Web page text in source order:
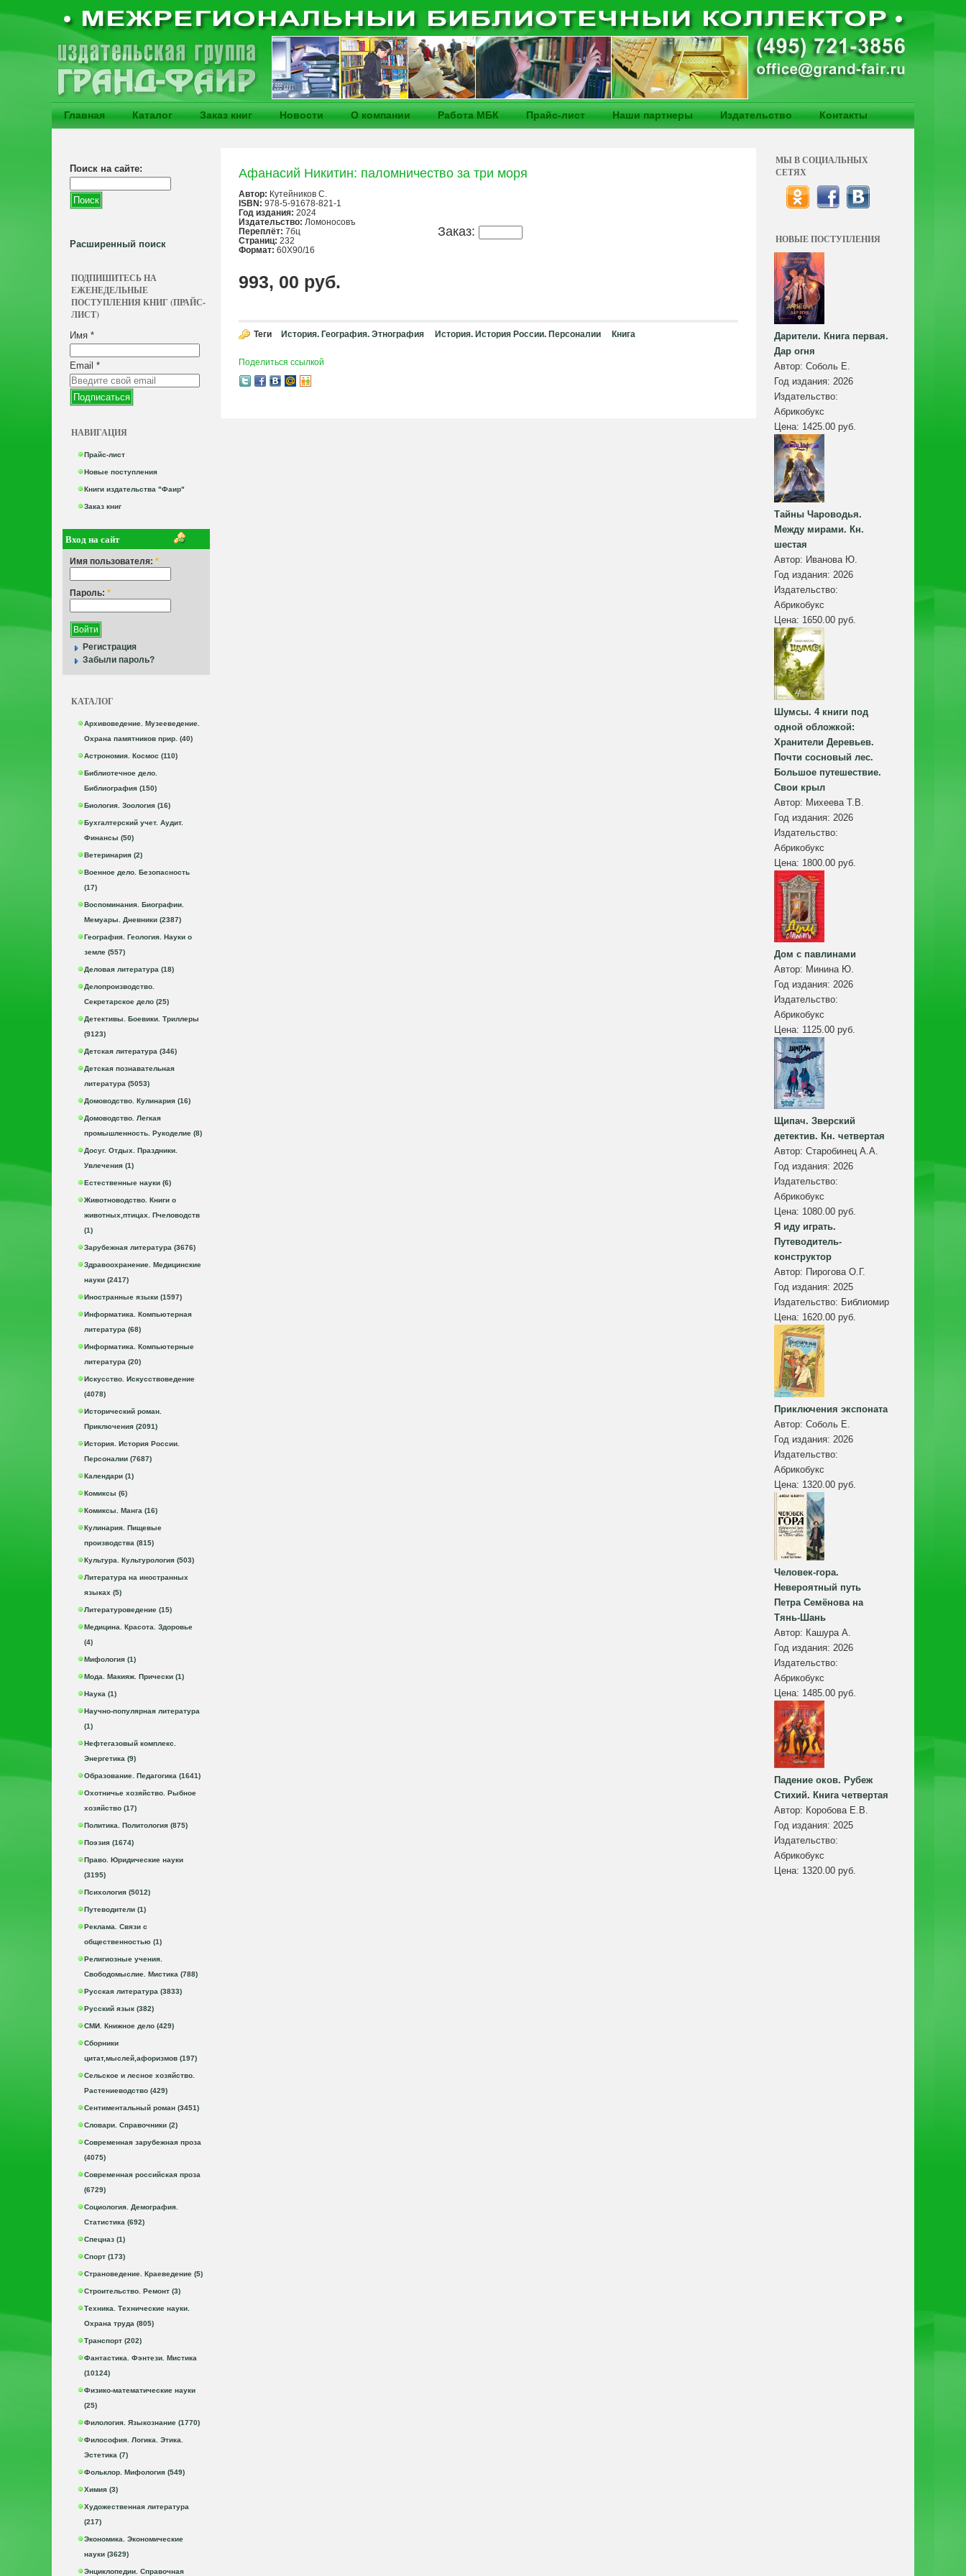
Главная Каталог Заказ книг Новости О компании Работа МБК Прайс-лист Наши партнеры Издательство Контакты
Поиск на сайте:
Расширенный поиск
ПОДПИШИТЕСЬ НА
ЕЖЕНЕДЕЛЬНЫЕ
ПОСТУПЛЕНИЯ КНИГ (ПРАЙС-
ЛИСТ)
Имя *
Email *
НАВИГАЦИЯ
Прайс-лист
Новые поступления
Книги издательства "Фаир"
Заказ книг
Вход на сайт
Имя пользователя: *
Пароль: *
Регистрация
Забыли пароль?
КАТАЛОГ
Архивоведение. Музееведение.
Охрана памятников прир. (40)
Астрономия. Космос (110)
Библиотечное дело.
Библиография (150)
Биология. Зоология (16)
Бухгалтерский учет. Аудит.
Финансы (50)
Ветеринария (2)
Военное дело. Безопасность
(17)
Воспоминания. Биографии.
Мемуары. Дневники (2387)
География. Геология. Науки о
земле (557)
Деловая литература (18)
Делопроизводство.
Секретарское дело (25)
Детективы. Боевики. Триллеры
(9123)
Детская литература (346)
Детская познавательная
литература (5053)
Домоводство. Кулинария (16)
Домоводство. Легкая
промышленность. Рукоделие (8)
Досуг. Отдых. Праздники.
Увлечения (1)
Естественные науки (6)
Животноводство. Книги о
животных,птицах. Пчеловодств
(1)
Зарубежная литература (3676)
Здравоохранение. Медицинские
науки (2417)
Иностранные языки (1597)
Информатика. Компьютерная
литература (68)
Информатика. Компьютерные
литература (20)
Искусство. Искусствоведение
(4078)
Исторический роман.
Приключения (2091)
История. История России.
Персоналии (7687)
Календари (1)
Комиксы (6)
Комиксы. Манга (16)
Кулинария. Пищевые
производства (815)
Культура. Культурология (503)
Литература на иностранных
языках (5)
Литературоведение (15)
Медицина. Красота. Здоровье
(4)
Мифология (1)
Мода. Макияж. Прически (1)
Наука (1)
Научно-популярная литература
(1)
Нефтегазовый комплекс.
Энергетика (9)
Образование. Педагогика (1641)
Охотничье хозяйство. Рыбное
хозяйство (17)
Политика. Политология (875)
Поэзия (1674)
Право. Юридические науки
(3195)
Психология (5012)
Путеводители (1)
Реклама. Связи с
общественностью (1)
Религиозные учения.
Свободомыслие. Мистика (788)
Русская литература (3833)
Русский язык (382)
СМИ. Книжное дело (429)
Сборники
цитат,мыслей,афоризмов (197)
Сельское и лесное хозяйство.
Растениеводство (429)
Сентиментальный роман (3451)
Словари. Справочники (2)
Современная зарубежная проза
(4075)
Современная российская проза
(6729)
Социология. Демография.
Статистика (692)
Спецназ (1)
Спорт (173)
Страноведение. Краеведение (5)
Строительство. Ремонт (3)
Техника. Технические науки.
Охрана труда (805)
Транспорт (202)
Фантастика. Фэнтези. Мистика
(10124)
Физико-математические науки
(25)
Филология. Языкознание (1770)
Философия. Логика. Этика.
Эстетика (7)
Фольклор. Мифология (549)
Химия (3)
Художественная литература
(217)
Экономика. Экономические
науки (3629)
Энциклопедии. Справочная
Афанасий Никитин: паломничество за три моря
Заказ:
Автор: Кутейников С.
ISBN: 978-5-91678-821-1
Год издания: 2024
Издательство: Ломоносовъ
Переплёт: 7бц
Страниц: 232
Формат: 60Х90/16
993, 00 руб.
Теги История. География. Этнография История. История России. Персоналии Книга
Поделиться ссылкой
МЫ В СОЦИАЛЬНЫХ
СЕТЯХ
НОВЫЕ ПОСТУПЛЕНИЯ
Дарители. Книга первая.
Дар огня
Автор: Соболь Е.
Год издания: 2026
Издательство:
Абрикобукс
Цена: 1425.00 руб.
Тайны Чароводья.
Между мирами. Кн.
шестая
Автор: Иванова Ю.
Год издания: 2026
Издательство:
Абрикобукс
Цена: 1650.00 руб.
Шумсы. 4 книги под
одной обложкой:
Хранители Деревьев.
Почти сосновый лес.
Большое путешествие.
Свои крыл
Автор: Михеева Т.В.
Год издания: 2026
Издательство:
Абрикобукс
Цена: 1800.00 руб.
Дом с павлинами
Автор: Минина Ю.
Год издания: 2026
Издательство:
Абрикобукс
Цена: 1125.00 руб.
Щипач. Зверский
детектив. Кн. четвертая
Автор: Старобинец А.А.
Год издания: 2026
Издательство:
Абрикобукс
Цена: 1080.00 руб.
Я иду играть.
Путеводитель-
конструктор
Автор: Пирогова О.Г.
Год издания: 2025
Издательство: Библиомир
Цена: 1620.00 руб.
Приключения экспоната
Автор: Соболь Е.
Год издания: 2026
Издательство:
Абрикобукс
Цена: 1320.00 руб.
Человек-гора.
Невероятный путь
Петра Семёнова на
Тянь-Шань
Автор: Кашура А.
Год издания: 2026
Издательство:
Абрикобукс
Цена: 1485.00 руб.
Падение оков. Рубеж
Стихий. Книга четвертая
Автор: Коробова Е.В.
Год издания: 2025
Издательство:
Абрикобукс
Цена: 1320.00 руб.